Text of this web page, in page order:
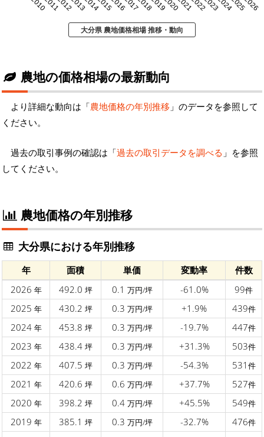
20102011201220132014201520162017201820192020202120222023202420252026
大分県 農地価格相場 推移・動向
農地の価格相場の最新動向
より詳細な動向は「農地価格の年別推移 」のデータを参照して
ください。
過去の取引事例の確認は「過去の取引データを調べる 」を参照
してください。
農地価格の年別推移
大分県における年別推移
年 面積 単価 変動率
件数
2026 年 492.0 坪 0.1 万円/坪 -61.0% 99件
2025 年 430.2 坪 0.3 万円/坪 +1.9% 439件
2024 年 453.8 坪 0.3 万円/坪 -19.7% 447件
2023 年 438.4 坪 0.3 万円/坪 +31.3% 503件
2022 年 407.5 坪 0.3 万円/坪 -54.3% 531 件
2021 年 420.6 坪 0.6 万円/坪 +37.7% 527件
2020 年 398.2 坪 0.4 万円/坪 +45.5% 549件
2019 年 385.1 坪 0.3 万円/坪 -32.7% 476件